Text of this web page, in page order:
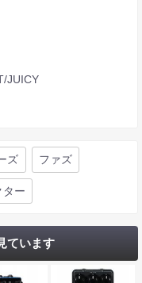
JUICY
ズ ファズ
ター
ています